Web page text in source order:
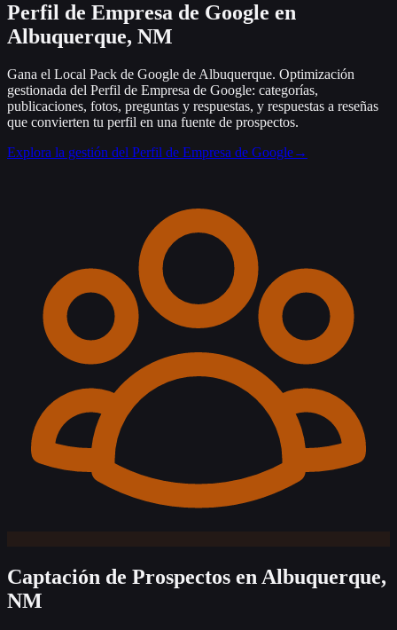
Perfil de Empresa de Google en
Albuquerque, NM
Gana el Local Pack de Google de Albuquerque. Optimización
gestionada del Perfil de Empresa de Google: categorías,
publicaciones, fotos, preguntas y respuestas, y respuestas a reseñas
que convierten tu perfil en una fuente de prospectos.
Explora la gestión del Perfil de Empresa de Google→
Captación de Prospectos en Albuquerque,
NM